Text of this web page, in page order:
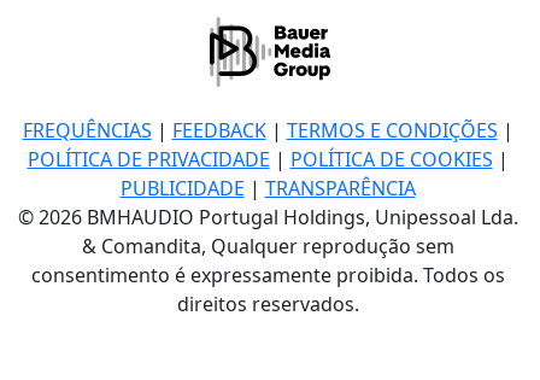
FREQUÊNCIAS | FEEDBACK| TERMOS E CONDIÇÕES |
POLÍTICA DE PRIVACIDADE | POLÍTICA DE COOKIES |
PUBLICIDADE | TRANSPARÊNCIA
© 2026 BMHAUDIO Portugal Holdings, Unipessoal Lda.
& Comandita, Qualquer reprodução sem
consentimento é expressamente proibida. Todos os
direitos reservados.